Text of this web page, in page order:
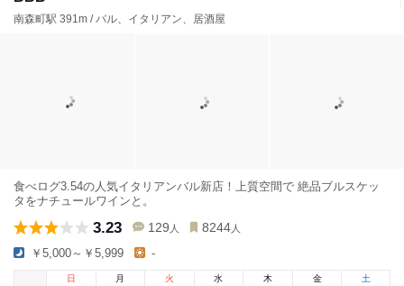
南森町駅 391m / バル、イタリアン、居酒屋
食べログ3.54の人気イタリアンバル新店！上質空間で 絶品ブルスケッ
タをナチュールワインと。
3.23 129 人 8244 人
￥5,000～￥5,999 -
日 月 火 水 木 金 土